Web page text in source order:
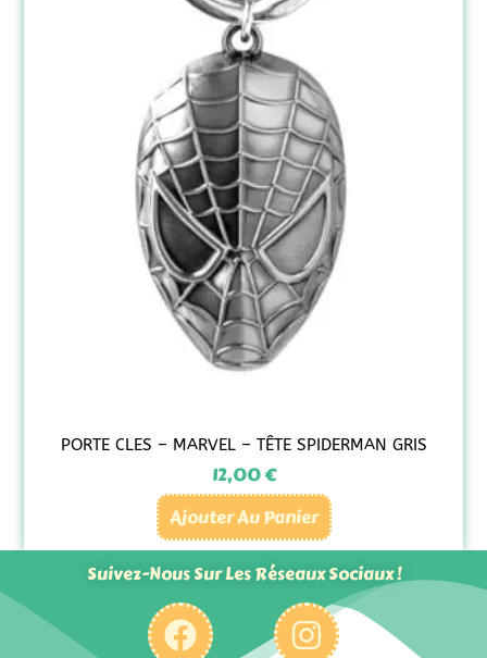
PORTE CLES – MARVEL – TÊTE SPIDERMAN GRIS
12,00€
Ajouter Au Panier
Suivez-Nous Sur Les Réseaux Sociaux !